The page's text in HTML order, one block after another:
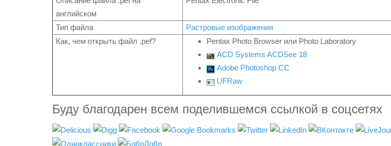
английском
Тип файла
Растровые изображения
Как, чем открыть файл .pef?
Pentax Photo Browser или Photo Laboratory
ACD Systems ACDSee 18
Adobe Photoshop CC
UFRaw
Буду благодарен всем поделившемся ссылкой в соцсетях